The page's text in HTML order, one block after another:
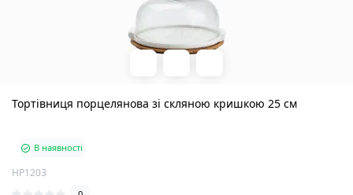
Тортівниця порцелянова зі скляною кришкою 25 см
В наявності
HP1203